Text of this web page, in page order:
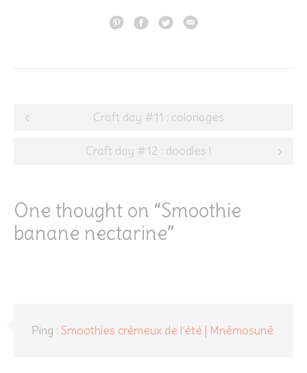
Post
navigation
Craft day #11 : coloriages
Craft day #12 : doodles !
One thought on “Smoothie
banane nectarine”
Ping : Smoothies crémeux de l’été | Mnêmosunê